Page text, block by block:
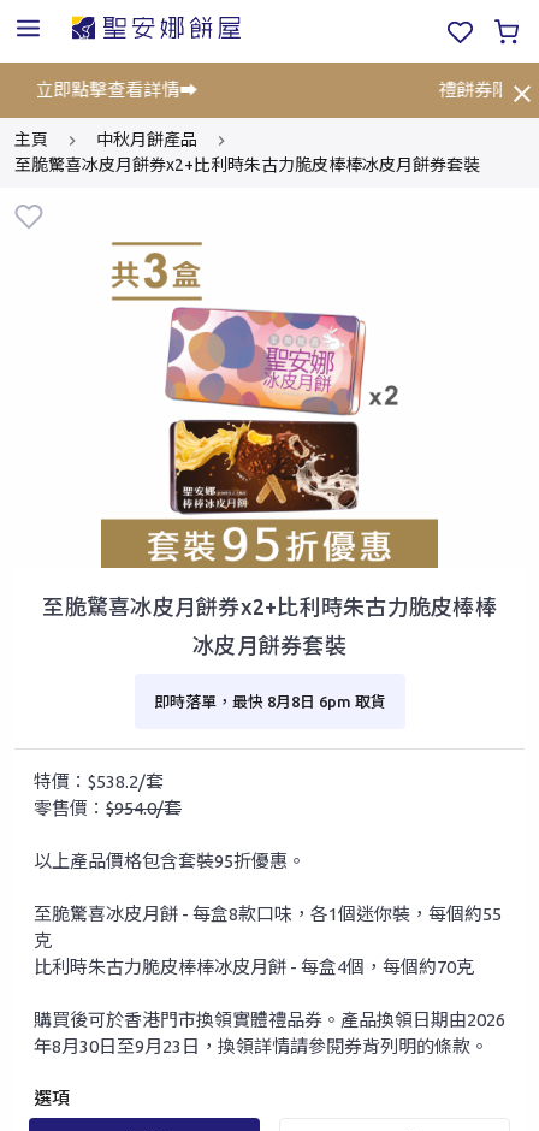
!⚡立即點擊查看詳情➡️ 禮餅券限時
主頁
中秋月餅產品
至脆驚喜冰皮月餅券x2+比利時朱古力脆皮棒棒冰皮月餅券套裝
至脆驚喜冰皮月餅券x2+比利時朱古力脆皮棒棒
冰皮月餅券套裝
即時落單，最快 8月8日 6pm 取貨
特價：$538.2/套
零售價： $954.0/套
以上產品價格包含套裝95折優惠。
至脆驚喜冰皮月餅 - 每盒8款口味，各1個迷你裝，每個約55
克
比利時朱古力脆皮棒棒冰皮月餅 - 每盒4個，每個約70克
購買後可於香港門市換領實體禮品券。產品換領日期由2026
年8月30日至9月23日，換領詳情請參閱券背列明的條款。
選項